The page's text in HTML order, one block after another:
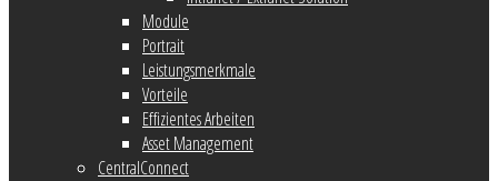
Module
Portrait
Leistungsmerkmale
Vorteile
Effizientes Arbeiten
Asset Management
CentralConnect